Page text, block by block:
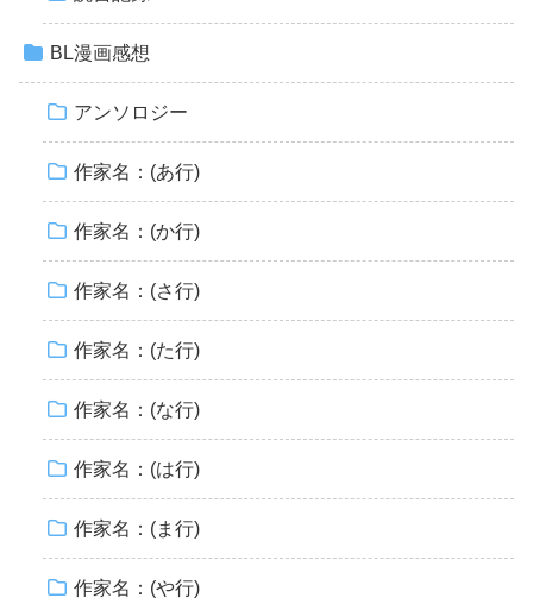
BL漫画感想
アンソロジー
作家名：(あ行)
作家名：(か行)
作家名：(さ行)
作家名：(た行)
作家名：(な行)
作家名：(は行)
作家名：(ま行)
作家名：(や行)